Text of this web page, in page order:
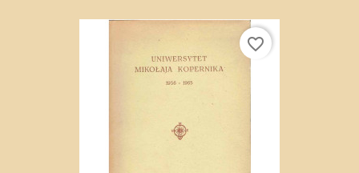
favorite_border